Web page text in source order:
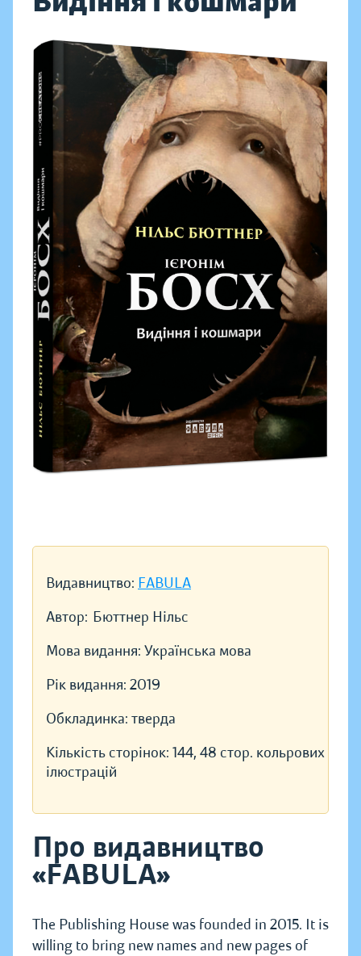
Видавництво: FABULA
Автор: Бюттнер Нільс
Мова видання: Українська мова
Рік видання: 2019
Обкладинка: тверда
Кількість сторінок: 144, 48 стор. кольрових
ілюстрацій
Про видавництво
«FABULA»
The Publishing House was founded in 2015. It is
willing to bring new names and new pages of